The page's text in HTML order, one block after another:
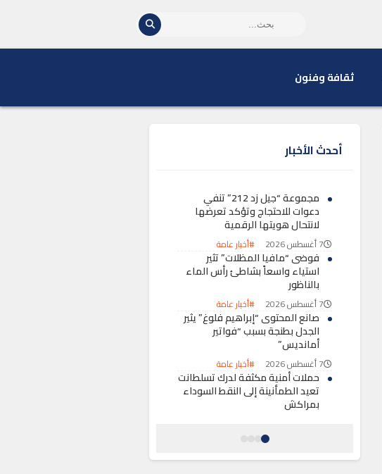
ثقافة وفنون
أحدث الأخبار
مجموعة “جيل زد 212” تنفي
دعوات للاحتجاج وتؤكد تعرضها
لانتحال هويتها الرقمية
7 أغسطس 2026 #أخبار عامة
فوضى “مافيا المظلات” تثير
استياء واسعاً بشاطئ رأس الماء
بالناظور
7 أغسطس 2026 #أخبار عامة
صانع المحتوى “إبراهيم فلوغ” يثير
الجدل بطنجة بسبب “فواتير
أمانديس”
7 أغسطس 2026 #أخبار عامة
حملات أمنية مكثفة لدرك تسلطانت
تعيد الطمأنينة إلى النقط السوداء
بمراكش
القضاء الفرنسي يُلغي قراراً بلدياً
“ماندوليو-لا-نابول”